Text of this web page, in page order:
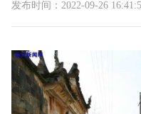
发布时间：2022-09-26